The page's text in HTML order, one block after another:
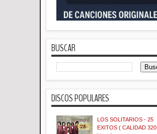
BUSCAR
DISCOS POPULARES
LOS SOLITARIOS - 25
EXITOS ( CALIDAD 320